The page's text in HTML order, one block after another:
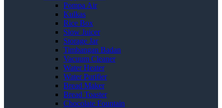
Pompa Air
Kulkas
Rice Box
Slow Juicer
Storage Jar
Timbangan Badan
Vacuum Cleaner
Water Heater
Water Purifier
Bread Maker
Bread Toaster
Chocolate Fountain